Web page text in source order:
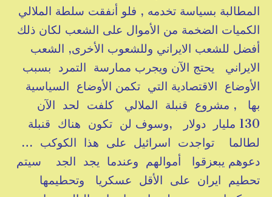
المطالبة بسياسة تخدمه , فلو أنفقت سلطة الملالي
الكميات الضخمة من الأموال على الشعب لكان ذلك
أفضل للشعب الايراني وللشعوب الأخرى, الشعب
الايراني يحتج الآن ويجرب ممارسة التمرد بسبب
الأوضاع الاقتصادية التي تكمن الأوضاع السياسية
بها , مشروع قنبلة الملالي كلفت لحد الآن
130 مليار دولار ,وسوف لن تكون هناك قنبلة
لطالما تواجدت اسرائيل على هذا الكوكب …
دعوهم يبعزقوا أموالهم وعندما يجد الجد سيتم
تحطيم ايران على الأقل عسكريا وتحطيمها